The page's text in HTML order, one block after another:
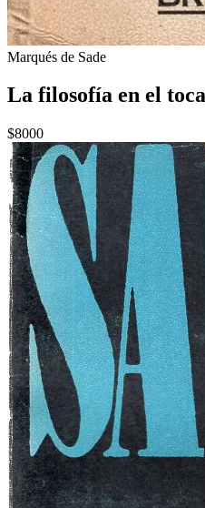
Marqués de Sade
La filosofía en el
$8000